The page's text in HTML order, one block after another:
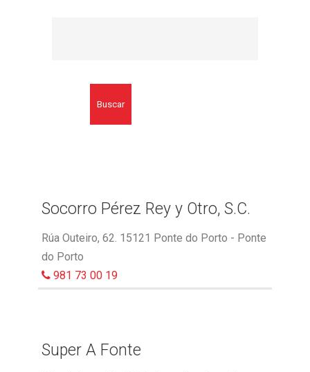
Buscar
Socorro Pérez Rey y Otro, S.C.
Rúa Outeiro, 62. 15121 Ponte do Porto - Ponte
do Porto
981 73 00 19
Super A Fonte